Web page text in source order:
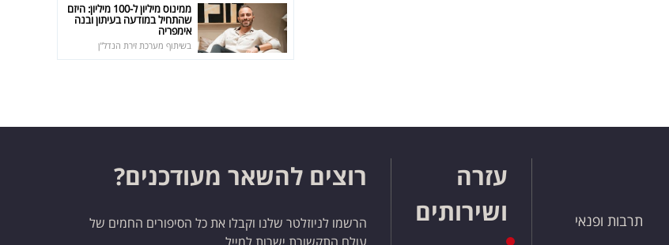
ממינוס מיליון ל-100 מיליון: היזם
שהתחיל במודעה בעיתון ובנה
אימפריה
בשיתוף מערכת זירת הנדל"ן
תרבות ופנאי
עזרה
ושירותים
רוצים להשאר מעודכנים?
הרשמו לניוזלטר שלנו וקבלו את כל הסיפורים החמים של